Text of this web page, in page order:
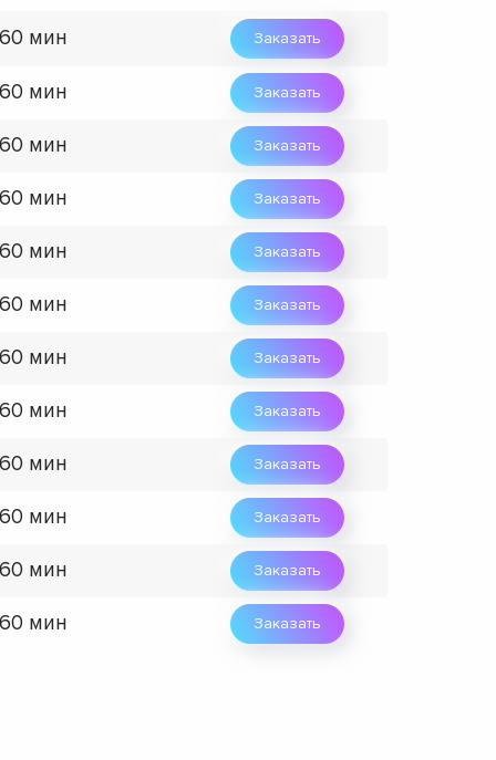
мин Заказать
мин Заказать
мин Заказать
мин Заказать
мин Заказать
мин Заказать
мин Заказать
мин Заказать
мин Заказать
мин Заказать
мин Заказать
мин Заказать